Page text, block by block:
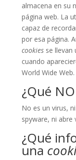
almacena en su
página web. La
capaz de
por esa página.
cookiesse llevan
cuando
World Wide Web.
¿Qué
No es un virus,
spyware, ni abre
¿Qué
una